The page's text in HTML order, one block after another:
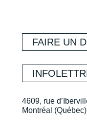
FAIRE UN
4609, rue
Montréal